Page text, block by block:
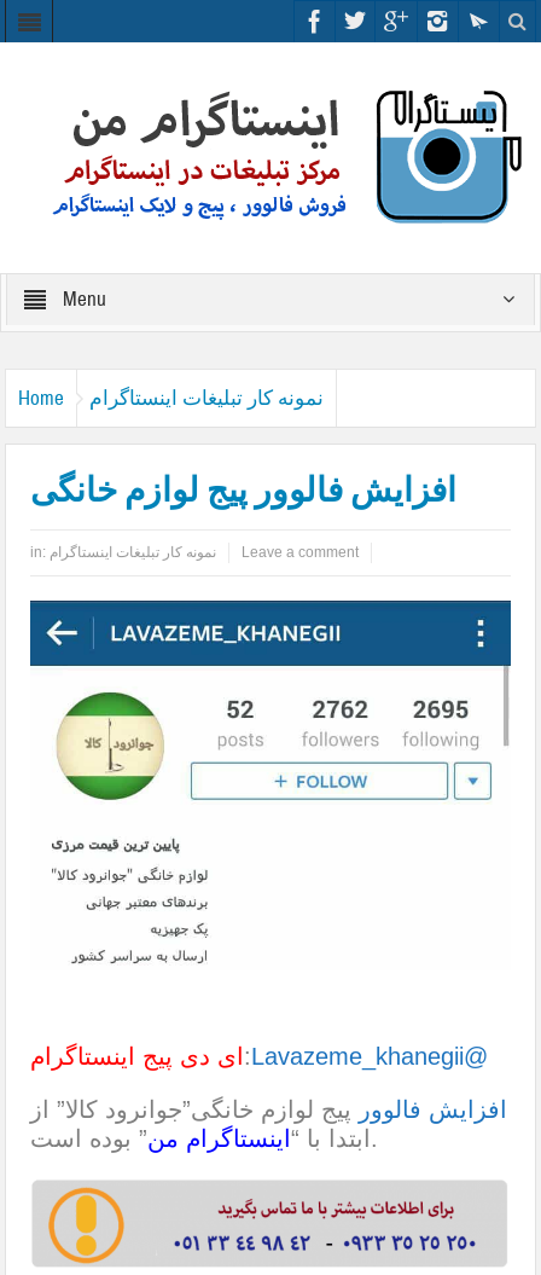
Menu
Home نمونه کار تبلیغات اینستاگرام
افزایش فالوور پیج لوازم خانگی
in: نمونه کار تبلیغات اینستاگرام Leave a comment
ای دی پیج اینستاگرام :Lavazeme_khanegii@
افزایش فالوور
پیج لوازم خانگی”جوانرود کالا” از
ابتدا با “اینستاگرام من ” بوده است.